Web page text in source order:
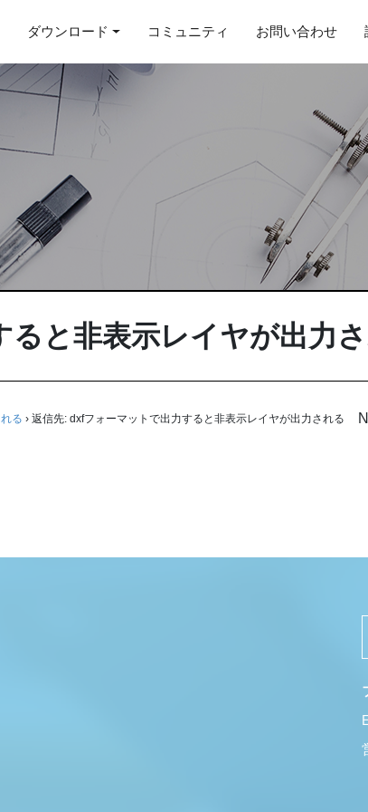
ダウンロード コミュニティ お問い合わせ
と非表示レイヤが出力
る › 返信先: dxfフォーマットで出力すると非表示レイヤが出力される